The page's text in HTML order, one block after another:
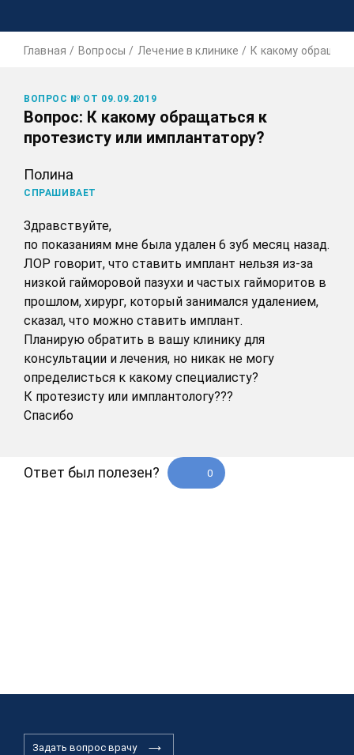
Главная Вопросы Лечение в клинике К какому
ВОПРОС № ОТ 09.09.2019
Вопрос: К какому обращаться к
протезисту или имплантатору?
Полина
СПРАШИВАЕТ
Здравствуйте,
по показаниям мне была удален 6 зуб месяц назад.
ЛОР говорит, что ставить имплант нельзя из-за
низкой гайморовой пазухи и частых гайморитов в
прошлом, хирург, который занимался удалением,
сказал, что можно ставить имплант.
Планирую обратить в вашу клинику для
консультации и лечения, но никак не могу
определисться к какому специалисту?
К протезисту или имплантологу???
Спасибо
Ответ был полезен? 0
Задать вопрос врачу